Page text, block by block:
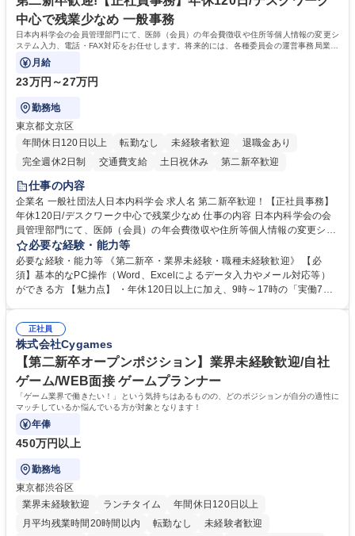
中心で残業少なめ 一般事務
日本内科学会の会員管理部門にて、医師（会員）の年会費徴収や住所等個人情報の変更シ
ステム入力、電話・FAX対応をお任せします。将来的には、各種委員会の運営事務局業務
などにも幅広く携わっていただきます。
月給
23万円～27万円
勤務地
東京都文京区
年間休日120日以上
転勤なし 未経験者歓迎
退職金あり
完全週休2日制
交通費支給 土日祝休み 第二新卒歓迎
仕事の内容
企業名 一般社団法人日本内科学会 求人名 第二新卒歓迎！【正社員事務】
年休120日/デスクワーク中心で残業少なめ 仕事の内容 日本内科学会の会
員管理部門にて、医師（会員）の年会費徴収や住所等個人情報の変更シス
テム入力、電話・FAX対応をお任せします。将来的には、各種委員会の運
営事務局業務などにも幅広く携わっていただきます。 【会員管理・データ
入力業務】 ・医師（会員）の住所変更、個人情報のシステム登録・更新
・年会費の徴収管理や入金データの照合確認 【問い合わせ対応】 ・会員
年休120日/デスクワーク中心で残業少なめ
必要な経験・能力等
必要な経験・能力等 《第二新卒・業界未経験・職種未経験歓迎》 【必
須】基本的なPC操作（Word、Excelによるデータ入力やメール対応等）
ができる方 【魅力点】 ・年休120日以上に加え、9時～17時の「実働7時
整、資料作成、当日の運営サポート 学歴・資格 学歴：大学院 大学 語学
力： 資格：
正社員
株式会社Cygames
【第二新卒オープンポジション】業界未経験歓迎/自社
ゲーム/WEB面接 ゲームプランナー
「ゲーム業界で働きたい！」という気持ちはあるものの、どのポジションが自分の適性に
マッチしているか悩んでいる方が対象となります！
年俸
450万円以上
勤務地
東京都渋谷区
業界未経験歓迎
ランチタイム
年間休日120日以上
月平均残業時間20時間以内
転勤なし
未経験者歓迎